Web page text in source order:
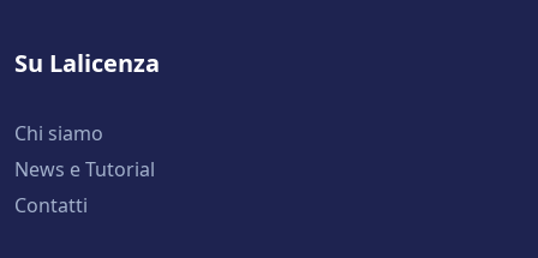
Su Lalicenza
Chi siamo
News e Tutorial
Contatti